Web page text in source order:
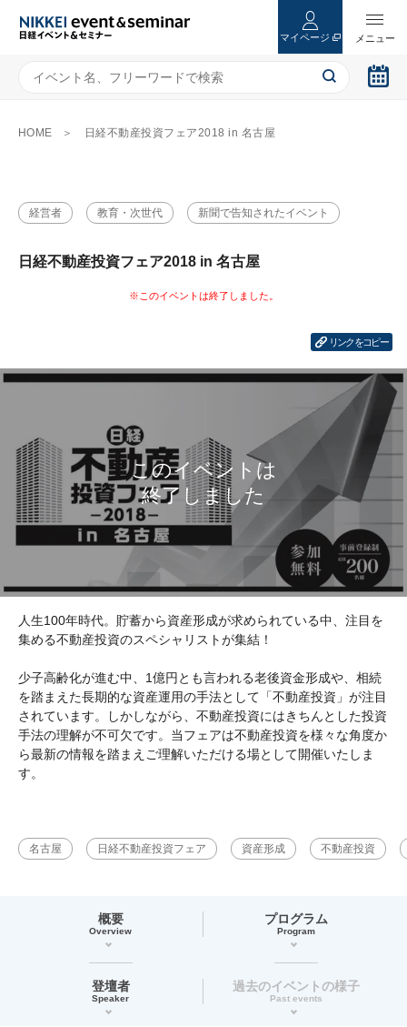
マイページ
HOME 日経不動産投資フェア2018 in 名古屋
経営者 教育・次世代 新聞で告知されたイベント
日経不動産投資フェア2018 in 名古屋
リンクをコピー
人生100年時代。貯蓄から資産形成が求められている中、注目を
集める不動産投資のスペシャリストが集結！
少子高齢化が進む中、1億円とも言われる老後資金形成や、相続
を踏まえた長期的な資産運用の手法として「不動産投資」が注目
されています。しかしながら、不動産投資にはきちんとした投資
手法の理解が不可欠です。当フェアは不動産投資を様々な角度か
ら最新の情報を踏まえご理解いただける場として開催いたしま
す。
名古屋 日経不動産投資フェア 資産形成 不動産投資
概要
Overview
プログラム
Program
登壇者
Speaker
過去のイベントの様子
Past events